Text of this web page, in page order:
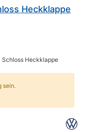
Heckklappe
Schloss Heckklappe
sein.